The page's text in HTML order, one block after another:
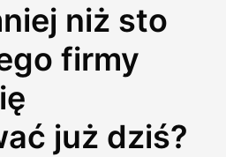
niż sto
firmy
już dziś?